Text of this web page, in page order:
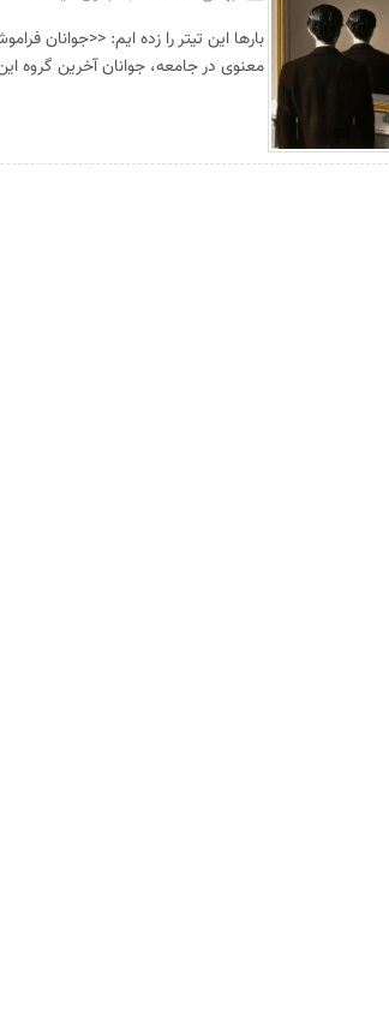
بارها این تیتر را زده ایم: <<جوانان
معنوی در جامعه، جوانان آخرین گروه